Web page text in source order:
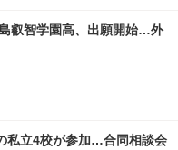
叡智学園高、出願開始…外
私立4校が参加…合同相談会